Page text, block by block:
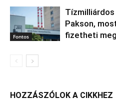
Fontos
Pakson,
fizetheti
HOZZÁSZÓLOK A CIKKHEZ